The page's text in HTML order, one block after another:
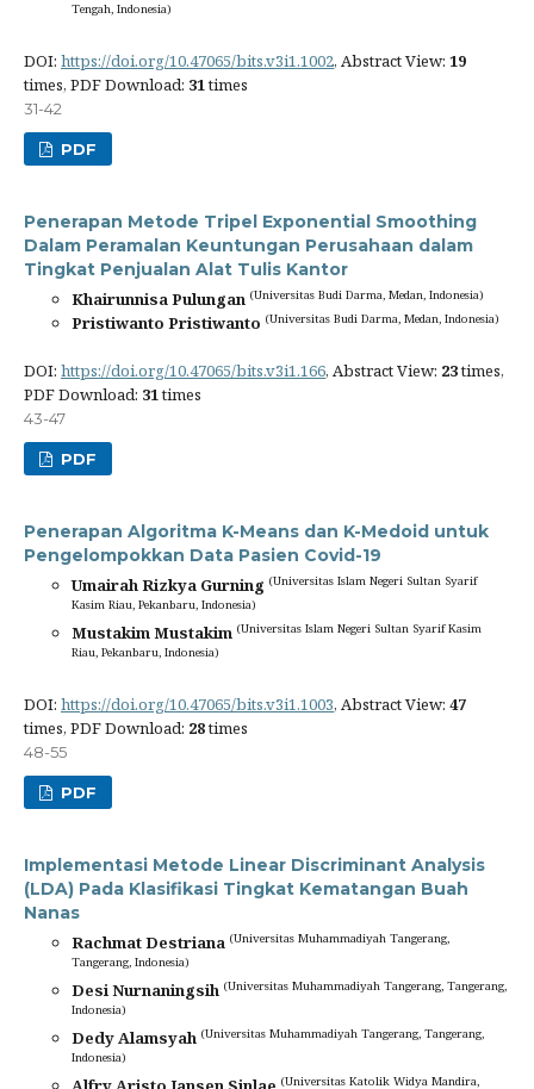
Tengah, Indonesia)
DOI: https://doi.org/10.47065/bits.v3i1.1002, Abstract View: 19
times, PDF Download: 31times
31-42
PDF
Penerapan Metode Tripel Exponential Smoothing
Dalam Peramalan Keuntungan Perusahaan dalam
Tingkat Penjualan Alat Tulis Kantor
Khairunnisa Pulungan (Universitas Budi Darma, Medan, Indonesia)
Pristiwanto Pristiwanto (Universitas Budi Darma, Medan, Indonesia)
DOI: https://doi.org/10.47065/bits.v3i1.166, Abstract View: 23times,
PDF Download: 31times
43-47
PDF
Penerapan Algoritma K-Means dan K-Medoid untuk
Pengelompokkan Data Pasien Covid-19
Umairah Rizkya Gurning (Universitas Islam Negeri Sultan Syarif
Kasim Riau, Pekanbaru, Indonesia)
Mustakim Mustakim (Universitas Islam Negeri Sultan Syarif Kasim
Riau, Pekanbaru, Indonesia)
DOI: https://doi.org/10.47065/bits.v3i1.1003, Abstract View: 47
times, PDF Download: 28times
48-55
PDF
Implementasi Metode Linear Discriminant Analysis
(LDA) Pada Klasifikasi Tingkat Kematangan Buah
Nanas
Rachmat Destriana (Universitas Muhammadiyah Tangerang,
Tangerang, Indonesia)
Desi Nurnaningsih (Universitas Muhammadiyah Tangerang, Tangerang,
Indonesia)
Dedy Alamsyah (Universitas Muhammadiyah Tangerang, Tangerang,
Indonesia)
(Universitas Katolik Widya Mandira,